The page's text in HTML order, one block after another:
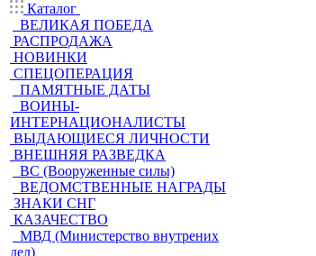
Каталог
ВЕЛИКАЯ ПОБЕДА
РАСПРОДАЖА
НОВИНКИ
СПЕЦОПЕРАЦИЯ
ПАМЯТНЫЕ ДАТЫ
ВОИНЫ-
ИНТЕРНАЦИОНАЛИСТЫ
ВЫДАЮЩИЕСЯ ЛИЧНОСТИ
ВНЕШНЯЯ РАЗВЕДКА
ВС (Вооруженные силы)
ВЕДОМСТВЕННЫЕ НАГРАДЫ
ЗНАКИ СНГ
КАЗАЧЕСТВО
МВД (Министерство внутрених
дел)